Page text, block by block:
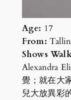
Age: 17
From:
Shows
Alexandra
覺；就在大
兒大放異彩